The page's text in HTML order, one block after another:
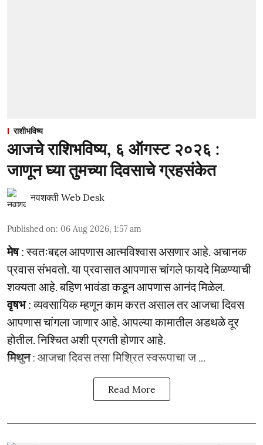
राशीभविष्य
आजचे राशिभविष्य, ६ ऑगस्ट २०२६ :
जाणून घ्या तुमच्या दिवसाचे ग्रहसंकेत
नवशक्ती Web Desk
Published on: 06 Aug 2026, 1:57 am
मेष: स्वतःबद्दल आपणास आत्मविश्वास असणार आहे. अचानक
प्रवास संभवतो. या प्रवासात आपणास चांगले फायदे मिळण्याची
शक्यता आहे. बहिण भावंडा कडून आपणास आनंद मिळेल.
वृषभ: व्यवसायिक म्हणून काम करत असाल तर आजचा दिवस
आपणास चांगला जाणार आहे. आपल्या कामातील अडथळे दूर
होतील. निश्चित अशी प्रगती होणार आहे.
मिथुन: आजचा दिवस तसा मिश्रित स्वरूपाचा ज ...
Read More